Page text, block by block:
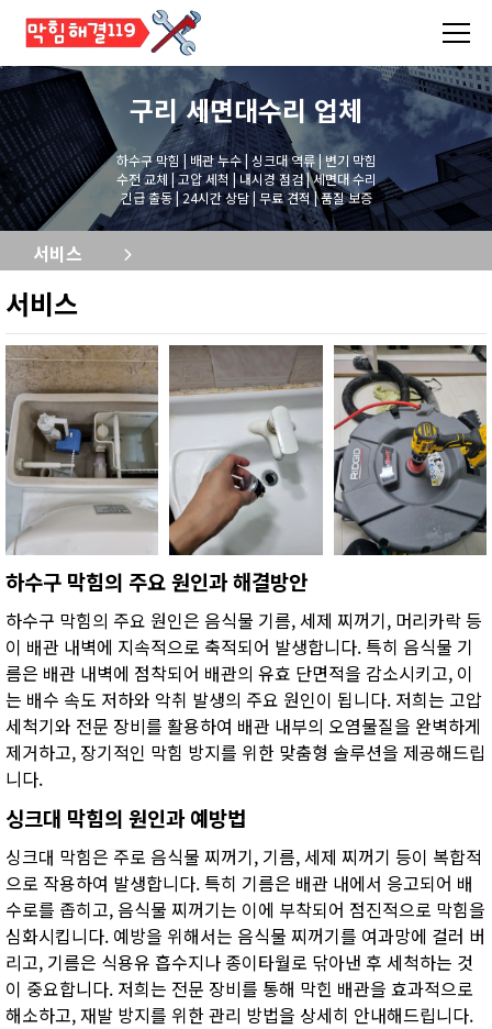
구리 세면대수리업체
하수구 막힘 | 배관 누수 | 싱크대 역류 | 변기 막힘
수전 교체 | 고압 세척 | 내시경 점검 | 세면대 수리
긴급 출동 | 24시간 상담 | 무료 견적 | 품질 보증
서비스
서비스
하수구 막힘의 주요 원인과 해결방안
하수구 막힘의 주요 원인은 음식물 기름, 세제 찌꺼기, 머리카락 등
이 배관 내벽에 지속적으로 축적되어 발생합니다. 특히 음식물 기
름은 배관 내벽에 점착되어 배관의 유효 단면적을 감소시키고, 이
는 배수 속도 저하와 악취 발생의 주요 원인이 됩니다. 저희는 고압
세척기와 전문 장비를 활용하여 배관 내부의 오염물질을 완벽하게
제거하고, 장기적인 막힘 방지를 위한 맞춤형 솔루션을 제공해드립
니다.
싱크대 막힘의 원인과 예방법
싱크대 막힘은 주로 음식물 찌꺼기, 기름, 세제 찌꺼기 등이 복합적
으로 작용하여 발생합니다. 특히 기름은 배관 내에서 응고되어 배
수로를 좁히고, 음식물 찌꺼기는 이에 부착되어 점진적으로 막힘을
심화시킵니다. 예방을 위해서는 음식물 찌꺼기를 여과망에 걸러 버
리고, 기름은 식용유 흡수지나 종이타월로 닦아낸 후 세척하는 것
이 중요합니다. 저희는 전문 장비를 통해 막힌 배관을 효과적으로
해소하고, 재발 방지를 위한 관리 방법을 상세히 안내해드립니다.